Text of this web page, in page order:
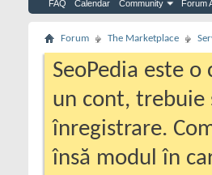
FAQ Calendar Community Forum
Forum The Marketplace
SeoPedia este
un cont, trebuie
înregistrare.
însă modul în